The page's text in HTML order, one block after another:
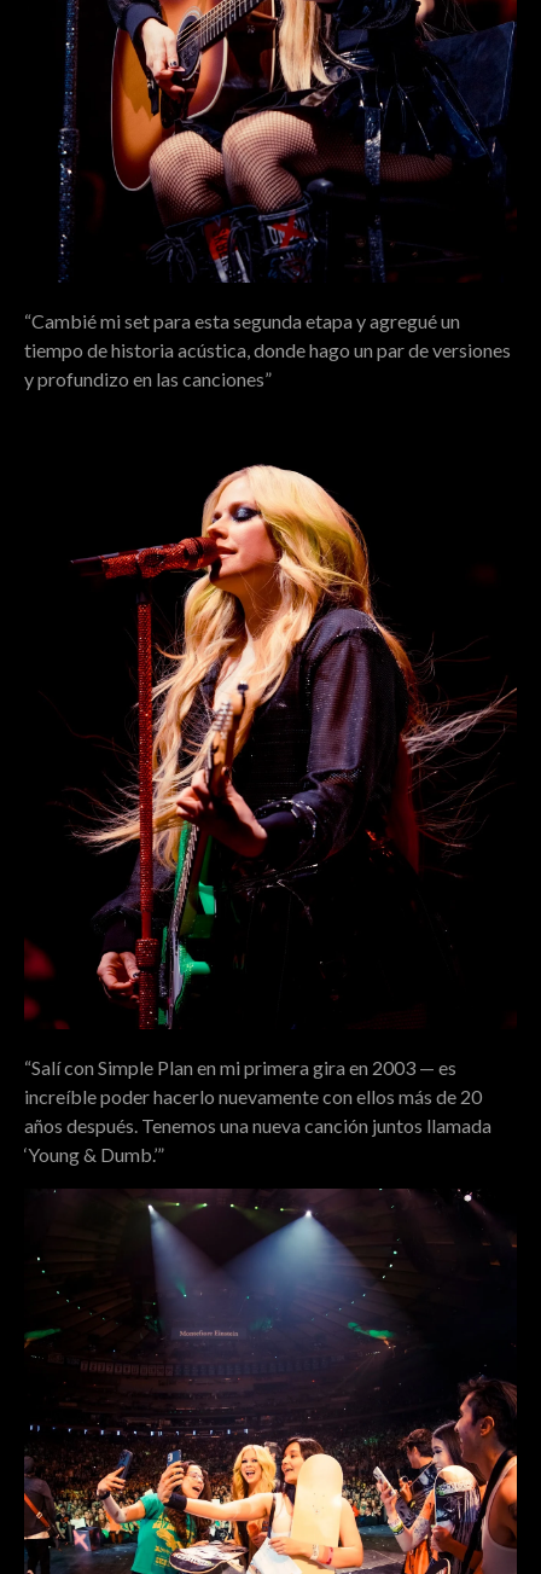
“Cambié mi set para esta segunda etapa y agregué un
tiempo de historia acústica, donde hago un par de versiones
y profundizo en las canciones”
“Salí con Simple Plan en mi primera gira en 2003 — es
increíble poder hacerlo nuevamente con ellos más de 20
años después. Tenemos una nueva canción juntos llamada
‘Young & Dumb.’”